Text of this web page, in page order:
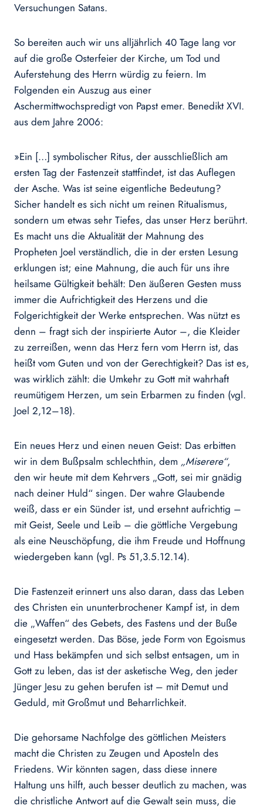
Versuchungen Satans.
So bereiten auch wir uns alljährlich 40 Tage lang vor
auf die große Osterfeier der Kirche, um Tod und
Auferstehung des Herrn würdig zu feiern. Im
Folgenden ein Auszug aus einer
Aschermittwochspredigt von Papst emer. Benedikt XVI.
aus dem Jahre 2006:
»Ein […] symbolischer Ritus, der ausschließlich am
ersten Tag der Fastenzeit stattfindet, ist das Auflegen
der Asche. Was ist seine eigentliche Bedeutung?
Sicher handelt es sich nicht um reinen Ritualismus,
sondern um etwas sehr Tiefes, das unser Herz berührt.
Es macht uns die Aktualität der Mahnung des
Propheten Joel verständlich, die in der ersten Lesung
erklungen ist; eine Mahnung, die auch für uns ihre
heilsame Gültigkeit behält: Den äußeren Gesten muss
immer die Aufrichtigkeit des Herzens und die
Folgerichtigkeit der Werke entsprechen. Was nützt es
denn – fragt sich der inspirierte Autor –, die Kleider
zu zerreißen, wenn das Herz fern vom Herrn ist, das
heißt vom Guten und von der Gerechtigkeit? Das ist es,
was wirklich zählt: die Umkehr zu Gott mit wahrhaft
reumütigem Herzen, um sein Erbarmen zu finden (vgl.
Joel 2,12–18).
Ein neues Herz und einen neuen Geist: Das erbitten
wir in dem Bußpsalm schlechthin, dem „Miserere“,
den wir heute mit dem Kehrvers „Gott, sei mir gnädig
nach deiner Huld“ singen. Der wahre Glaubende
weiß, dass er ein Sünder ist, und ersehnt aufrichtig –
mit Geist, Seele und Leib – die göttliche Vergebung
als eine Neuschöpfung, die ihm Freude und Hoffnung
wiedergeben kann (vgl. Ps 51,3.5.12.14).
Die Fastenzeit erinnert uns also daran, dass das Leben
des Christen ein ununterbrochener Kampf ist, in dem
die „Waffen“ des Gebets, des Fastens und der Buße
eingesetzt werden. Das Böse, jede Form von Egoismus
und Hass bekämpfen und sich selbst entsagen, um in
Gott zu leben, das ist der asketische Weg, den jeder
Jünger Jesu zu gehen berufen ist – mit Demut und
Geduld, mit Großmut und Beharrlichkeit.
Die gehorsame Nachfolge des göttlichen Meisters
macht die Christen zu Zeugen und Aposteln des
Friedens. Wir könnten sagen, dass diese innere
Haltung uns hilft, auch besser deutlich zu machen, was
die christliche Antwort auf die Gewalt sein muss, die